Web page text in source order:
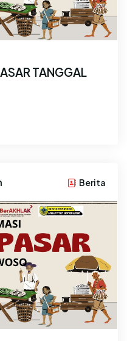
TANGGAL
Berita